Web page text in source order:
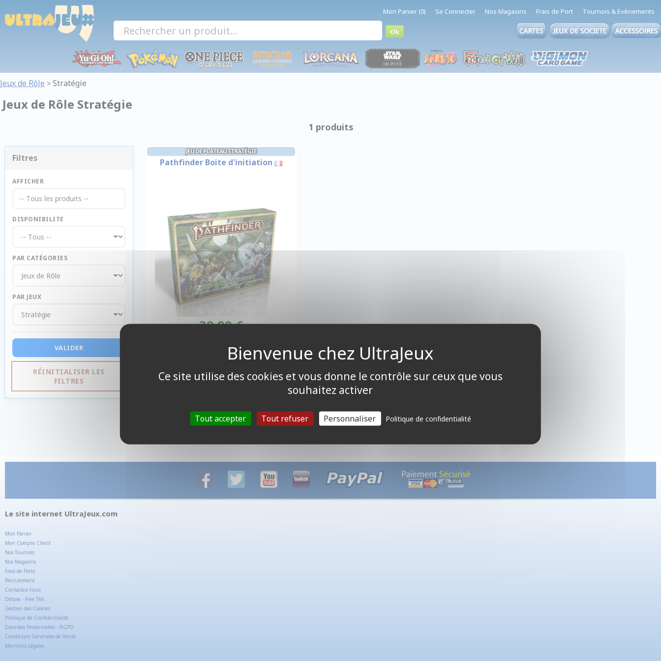
Mon Panier (0) Se Connecter Nos Magasins Frais de Port Tournois & Evènements
Jeux de Rôle > Stratégie
Jeux de Rôle Stratégie
1 produits
Filtres
AFFICHER
-- Tous les produits --
DISPONIBILITE
PAR CATÉGORIES
PAR JEUX
VALIDER
RÉINITIALISER LES
FILTRES
JEU DE PLATEAU STRATÉGIE
Pathfinder Boite d'initiation
39,99 €
1 produits
Le site internet UltraJeux.com
Mon Panier
Mon Compte Client
Nos Tournois
Nos Magasins
Frais de Ports
Recrutement
Contactez-nous
Détaxe - Free TAX
Gestion des Cookies
Politique de Confidentialité
Données Personnelles - RGPD
Conditions Générales de Vente
Mentions Légales
Panneau de gestion des cookies
Ce site utilise des cookies et vous donne le contrôle sur ceux que vous
souhaitez activer
Tout accepter Tout refuser Personnaliser Politique de confidentialité